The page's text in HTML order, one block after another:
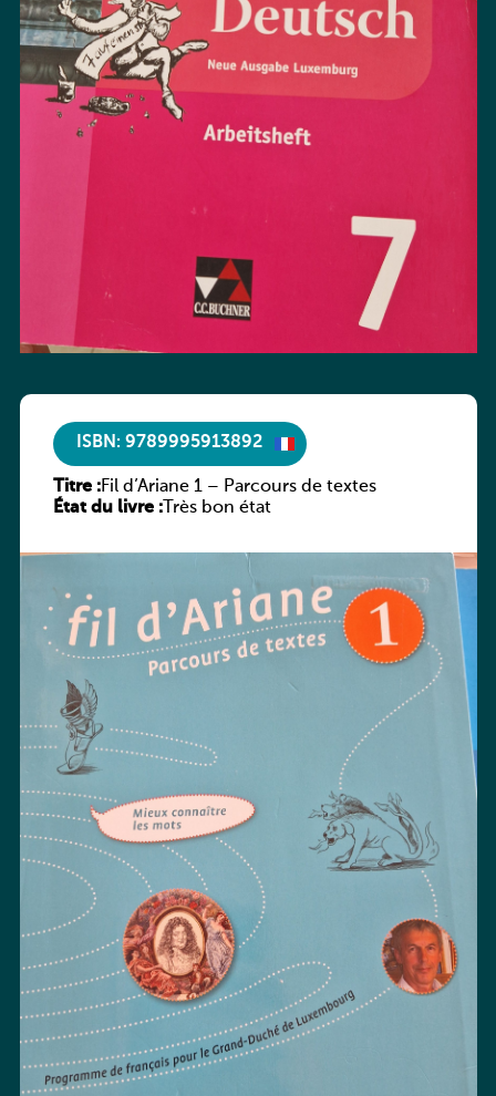
ISBN: 9789995913892
Titre :Fil d’Ariane 1 – Parcours de textes
État du livre :Très bon état